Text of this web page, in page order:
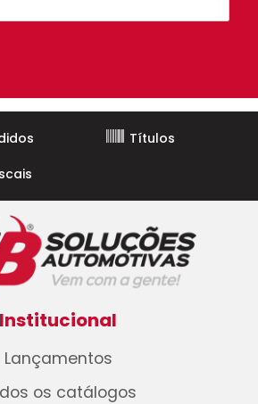
Títulos
Institucional
Lançamentos
os catálogos